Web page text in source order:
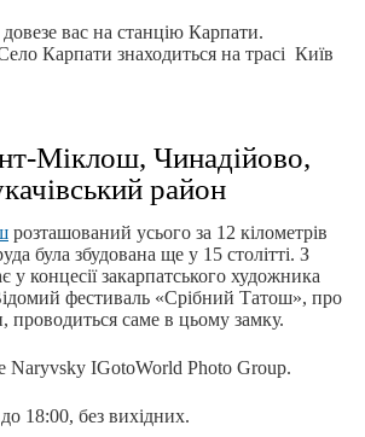
вас на станцію Карпати.
Карпати знаходиться на трасі Київ
Міклош, Чинадійово,
район
розташований усього за 12 кілометрів
була збудована ще у 15 столітті. З
у концесії закарпатського художника
фестиваль «Срібний Татош», про
проводиться саме в цьому замку.
Naryvsky IGotoWorld Photo Group.
18:00, без вихідних.